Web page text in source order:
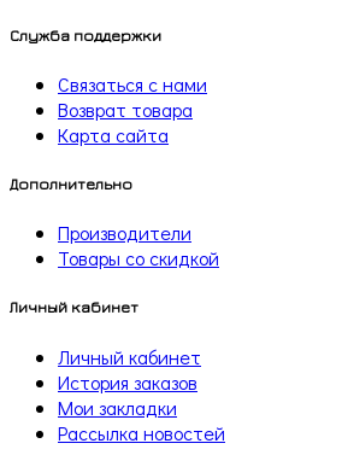
Служба поддержки
Связаться с нами
Возврат товара
Карта сайта
Дополнительно
Производители
Товары со скидкой
Личный кабинет
Личный кабинет
История заказов
Мои закладки
Рассылка новостей